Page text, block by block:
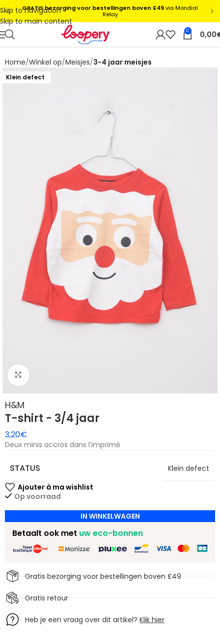
Skip to navigation
Skip to main content
0 0,00
Home Winkel op Meisjes 3-4 jaar meisjes
Klein defect
Klik om te vergroten
H&M
T-shirt - 3/4 jaar
3,20€
Deux minis accros dans l’imprimé
STATUS Klein defect
Op voorraad
IN WINKELWAGEN
Gratis bezorging voor bestellingen boven £49
Gratis retour
Heb je een vraag over dit artikel?Klik hier
Betaalt ook met uw eco-bonnen